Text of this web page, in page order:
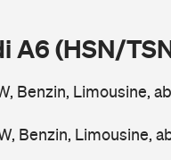
A6 (HSN/
Benzin, Limousine,
Benzin, Limousine,